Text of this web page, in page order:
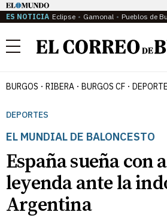
ES NOTICIA Eclipse Gamonal Pueblos de
Menú
BURGOS RIBERA BURGOS CF
DEPORTES
EL MUNDIAL DE BALONCESTO
España sueña con
leyenda ante la
Argentina